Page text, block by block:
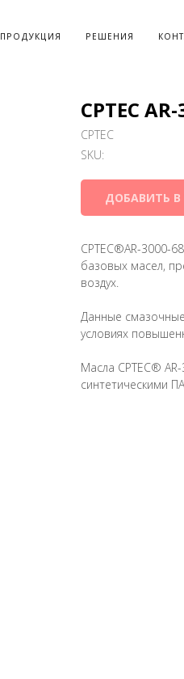
ПРОДУКЦИЯ РЕШЕНИЯ
CPTEC
CPTEC
SKU:
ДОБАВИТЬ В
CPTEC®AR-3000-
базовых масел,
воздух.
Данные
условиях
Масла CPTEC®
синтетическими